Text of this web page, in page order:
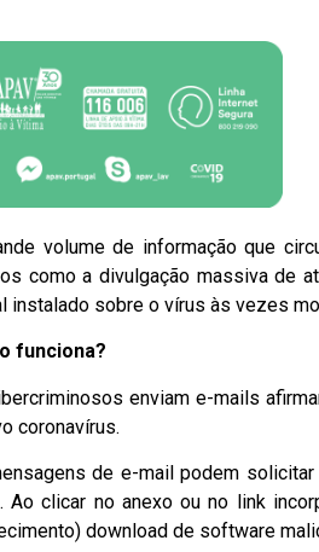
volume de informação que
como a divulgação massiva de
instalado sobre o vírus às vezes
funciona?
enviam e-mails
coronavírus.
de e-mail podem
Ao clicar no anexo ou no link
download de software